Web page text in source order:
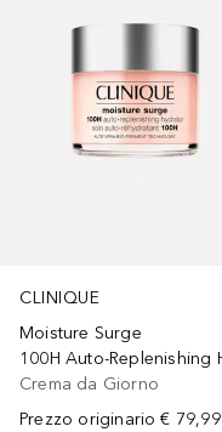
CLINIQUE
Moisture Surge
Crema da Giorno
Prezzo originario € 79,99